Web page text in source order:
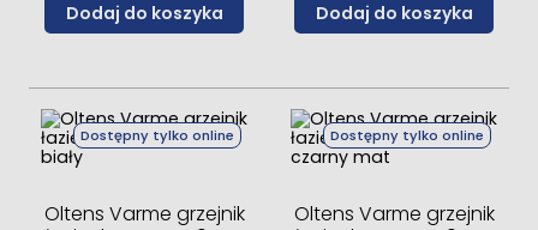
Dodaj do koszyka Dodaj do koszyka
Dostępny tylko online
Oltens Varme grzejnik
Dostępny tylko online
Oltens Varme grzejnik